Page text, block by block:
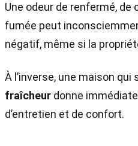
Une odeur de renfermé,
fumée peut
négatif, même si la
À l’inverse, une maison qui
fraîcheur donne
d’entretien et de confort.